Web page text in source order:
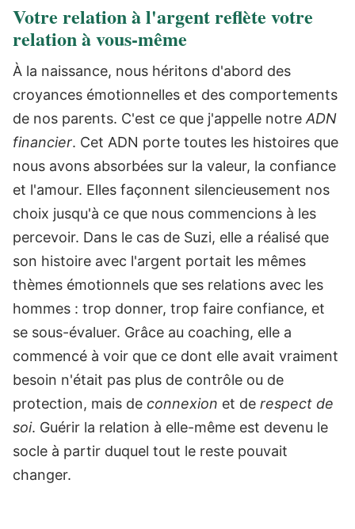
Votre relation à l'argent reflète votre
relation à vous-même
À la naissance, nous héritons d'abord des
croyances émotionnelles et des comportements
de nos parents. C'est ce que j'appelle notre ADN
financier. Cet ADN porte toutes les histoires que
nous avons absorbées sur la valeur, la confiance
et l'amour. Elles façonnent silencieusement nos
choix jusqu'à ce que nous commencions à les
percevoir. Dans le cas de Suzi, elle a réalisé que
son histoire avec l'argent portait les mêmes
thèmes émotionnels que ses relations avec les
hommes : trop donner, trop faire confiance, et
se sous-évaluer. Grâce au coaching, elle a
commencé à voir que ce dont elle avait vraiment
besoin n'était pas plus de contrôle ou de
protection, mais de connexion et de respect de
soi. Guérir la relation à elle-même est devenu le
socle à partir duquel tout le reste pouvait
changer.